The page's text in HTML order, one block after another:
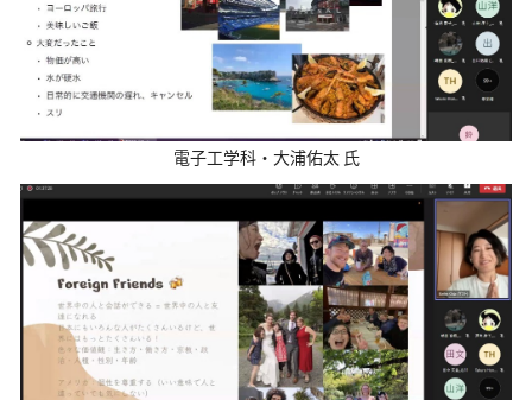
電子工学科・大浦佑太 氏